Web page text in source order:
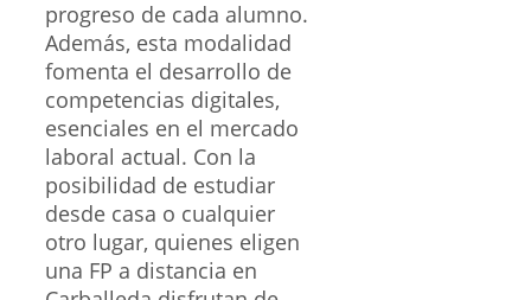
progreso de cada alumno.
Además, esta modalidad
fomenta el desarrollo de
competencias digitales,
esenciales en el mercado
laboral actual. Con la
posibilidad de estudiar
desde casa o cualquier
otro lugar, quienes eligen
una FP a distancia en